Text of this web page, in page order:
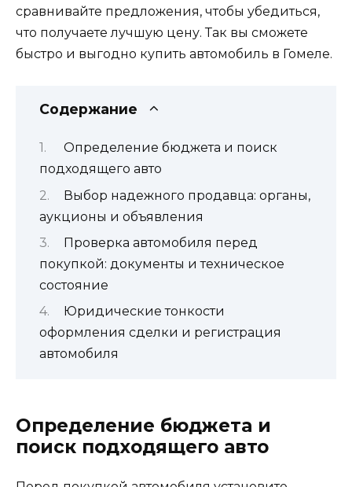
сравнивайте предложения, чтобы убедиться,
что получаете лучшую цену. Так вы сможете
быстро и выгодно купить автомобиль в Гомеле.
Содержание
Определение бюджета и поиск
подходящего авто
Выбор надежного продавца: органы,
аукционы и объявления
Проверка автомобиля перед
покупкой: документы и техническое
состояние
Юридические тонкости
оформления сделки и регистрация
автомобиля
Определение бюджета и
поиск подходящего авто